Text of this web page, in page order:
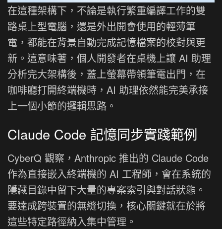
在這種架構下，不論是執行繁重編譯工作的雙
路桌上型電腦，還是外出開會使用的輕薄筆
電，都能在背景自動完成記憶檔案的校對與更
新。這意味著，個人開發者在桌機上讓 AI 助理
分析完大架構後，蓋上螢幕帶領筆電出門，在
咖啡廳打開終端機時，AI 助理依然能完美承接
上一個小節的邏輯思路。
Claude Code 記憶同步實踐範例
CyberQ 觀察，Anthropic 推出的 Claude Code
作為直接嵌入終端機的 AI 工程師，會在系統的
隱藏目錄中留下大量的專案索引與對話狀態。
要達成跨裝置的無縫切換，核心關鍵就在於將
這些特定路徑納入集中管理。